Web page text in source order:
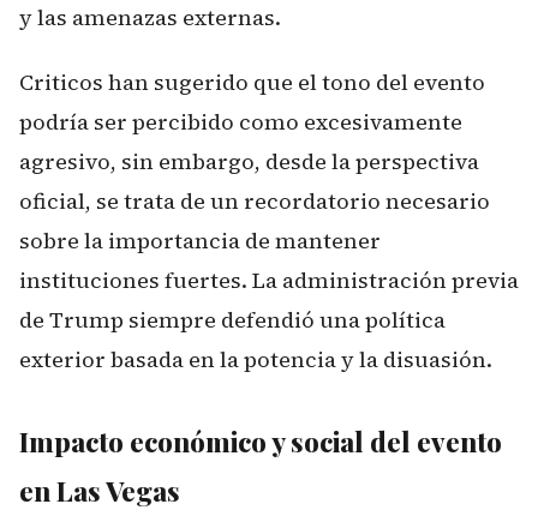
y las amenazas externas.
Criticos han sugerido que el tono del evento
podría ser percibido como excesivamente
agresivo, sin embargo, desde la perspectiva
oficial, se trata de un recordatorio necesario
sobre la importancia de mantener
instituciones fuertes. La administración previa
de Trump siempre defendió una política
exterior basada en la potencia y la disuasión.
Impacto económico y social del evento
en Las Vegas